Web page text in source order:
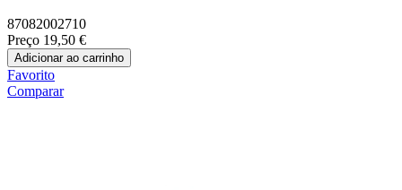
87082002710
Preço 19,50 €
Adicionar ao carrinho
Favorito
Comparar